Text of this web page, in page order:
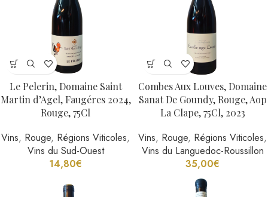
Le Pelerin, Domaine Saint
Martin d’Agel, Faugéres 2024,
Rouge, 75Cl
Vins, Rouge, Régions Viticoles,
Vins du Sud-Ouest
14,80€
Combes Aux Louves, Domaine
Sanat De Goundy, Rouge, Aop
La Clape, 75Cl, 2023
Vins, Rouge, Régions Viticoles,
Vins du Languedoc-Roussillon
35,00€